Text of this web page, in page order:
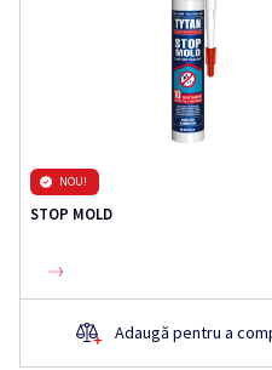
NOU!
STOP MOLD
Adaugă pentru a